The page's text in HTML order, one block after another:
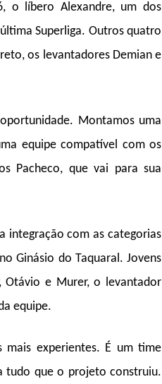
o líbero Alexandre, um dos
Superliga. Outros quatro
os levantadores Demian e
Montamos uma
equipe compatível com os
Pacheco, que vai para sua
integração com as categorias
Ginásio do Taquaral. Jovens
Otávio e Murer, o levantador
equipe.
mais experientes. É um time
tudo que o projeto construiu.